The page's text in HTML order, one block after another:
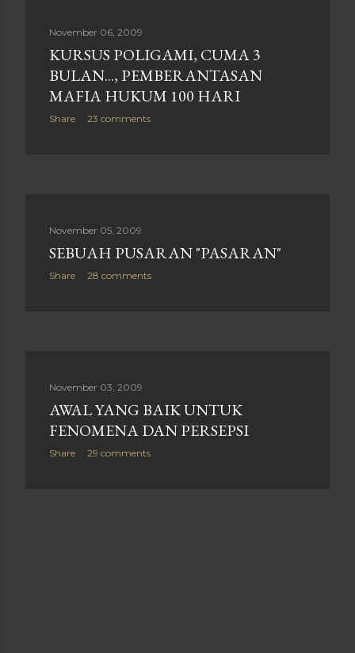
November 06, 2009
KURSUS POLIGAMI, CUMA 3
BULAN..., PEMBERANTASAN
MAFIA HUKUM 100 HARI
Share 23 comments
November 05, 2009
SEBUAH PUSARAN "PASARAN"
Share 28 comments
November 03, 2009
AWAL YANG BAIK UNTUK
FENOMENA DAN PERSEPSI
Share 29 comments